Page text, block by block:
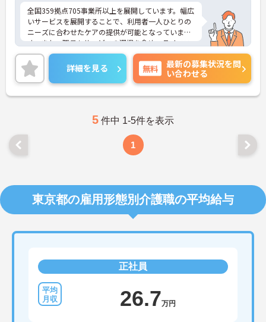
全国359拠点705事業所以上を展開しています。幅広
いサービスを展開することで、利用者一人ひとりの
ニーズに合わせたケアの提供が可能となっていま
す。また、職員もサービスの選択を含め、ライフス
タイルに合わせた働き方の選択肢が多くあります。
入社時研修はもちろん、サービス・職種ごとに研修
カリキュラムが整っており学び成長できる環境で
す。
ご興味のある方は面接対策ポイントなどお話致しま
詳細を見る 無料
最新の募集状況を問
い合わせる
5 件中 1-5件を表示
1
東京都の雇用形態別介護職の平均給与
正社員
26.7万円